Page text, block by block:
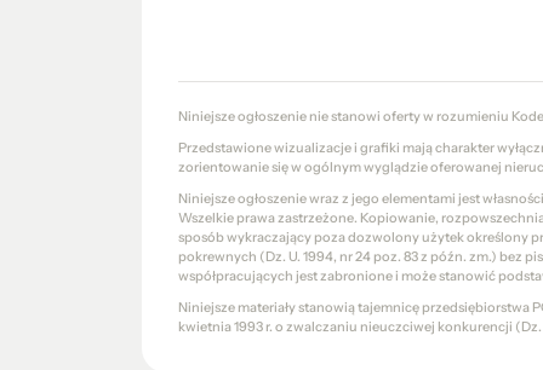
Niniejsze ogłoszenie nie stanowi oferty w rozumieniu
Przedstawione wizualizacje i grafiki mają charakter
zorientowanie się w ogólnym wyglądzie oferowanej
Niniejsze ogłoszenie wraz z jego elementami jest
Wszelkie prawa zastrzeżone. Kopiowanie,
sposób wykraczający poza dozwolony użytek określony
pokrewnych (Dz. U. 1994, nr 24 poz. 83 z późn. zm.) bez
współpracujących jest zabronione i może stanowić
Niniejsze materiały stanowią tajemnicę przedsiębiorstwa
kwietnia 1993 r. o zwalczaniu nieuczciwej konkurencji (Dz.